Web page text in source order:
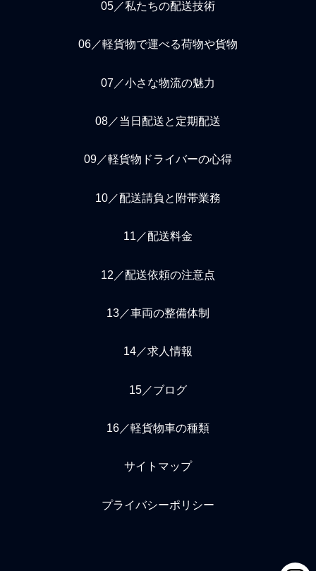
05／私たちの配送技術
06／軽貨物で運べる荷物や貨物
07／小さな物流の魅力
08／当日配送と定期配送
09／軽貨物ドライバーの心得
10／配送請負と附帯業務
11／配送料金
12／配送依頼の注意点
13／車両の整備体制
14／求人情報
15／ブログ
16／軽貨物車の種類
サイトマップ
プライバシーポリシー